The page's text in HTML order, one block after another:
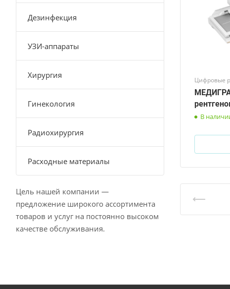
Цифровые
В
Дезинфекция
УЗИ-аппараты
Хирургия
Гинекология
Радиохирургия
Расходные материалы
Цель нашей компании —
предложение широкого ассортимента
товаров и услуг на постоянно высоком
качестве обслуживания.